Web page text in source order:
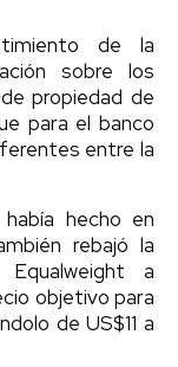
de la
sobre los
propiedad de
para el banco
entre la
hecho en
rebajó la
a
objetivo para
de US$11 a